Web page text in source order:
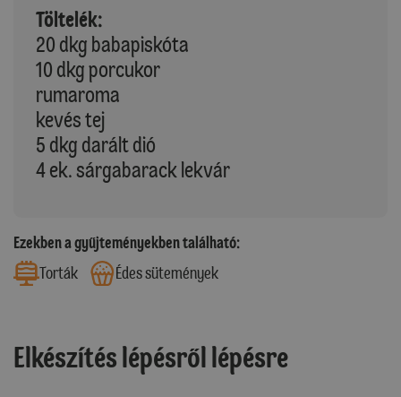
Töltelék:
20 dkg babapiskóta
10 dkg porcukor
rumaroma
kevés tej
5 dkg darált dió
4 ek. sárgabarack lekvár
Ezekben a gyűjteményekben található:
Torták
Édes sütemények
Elkészítés lépésről lépésre